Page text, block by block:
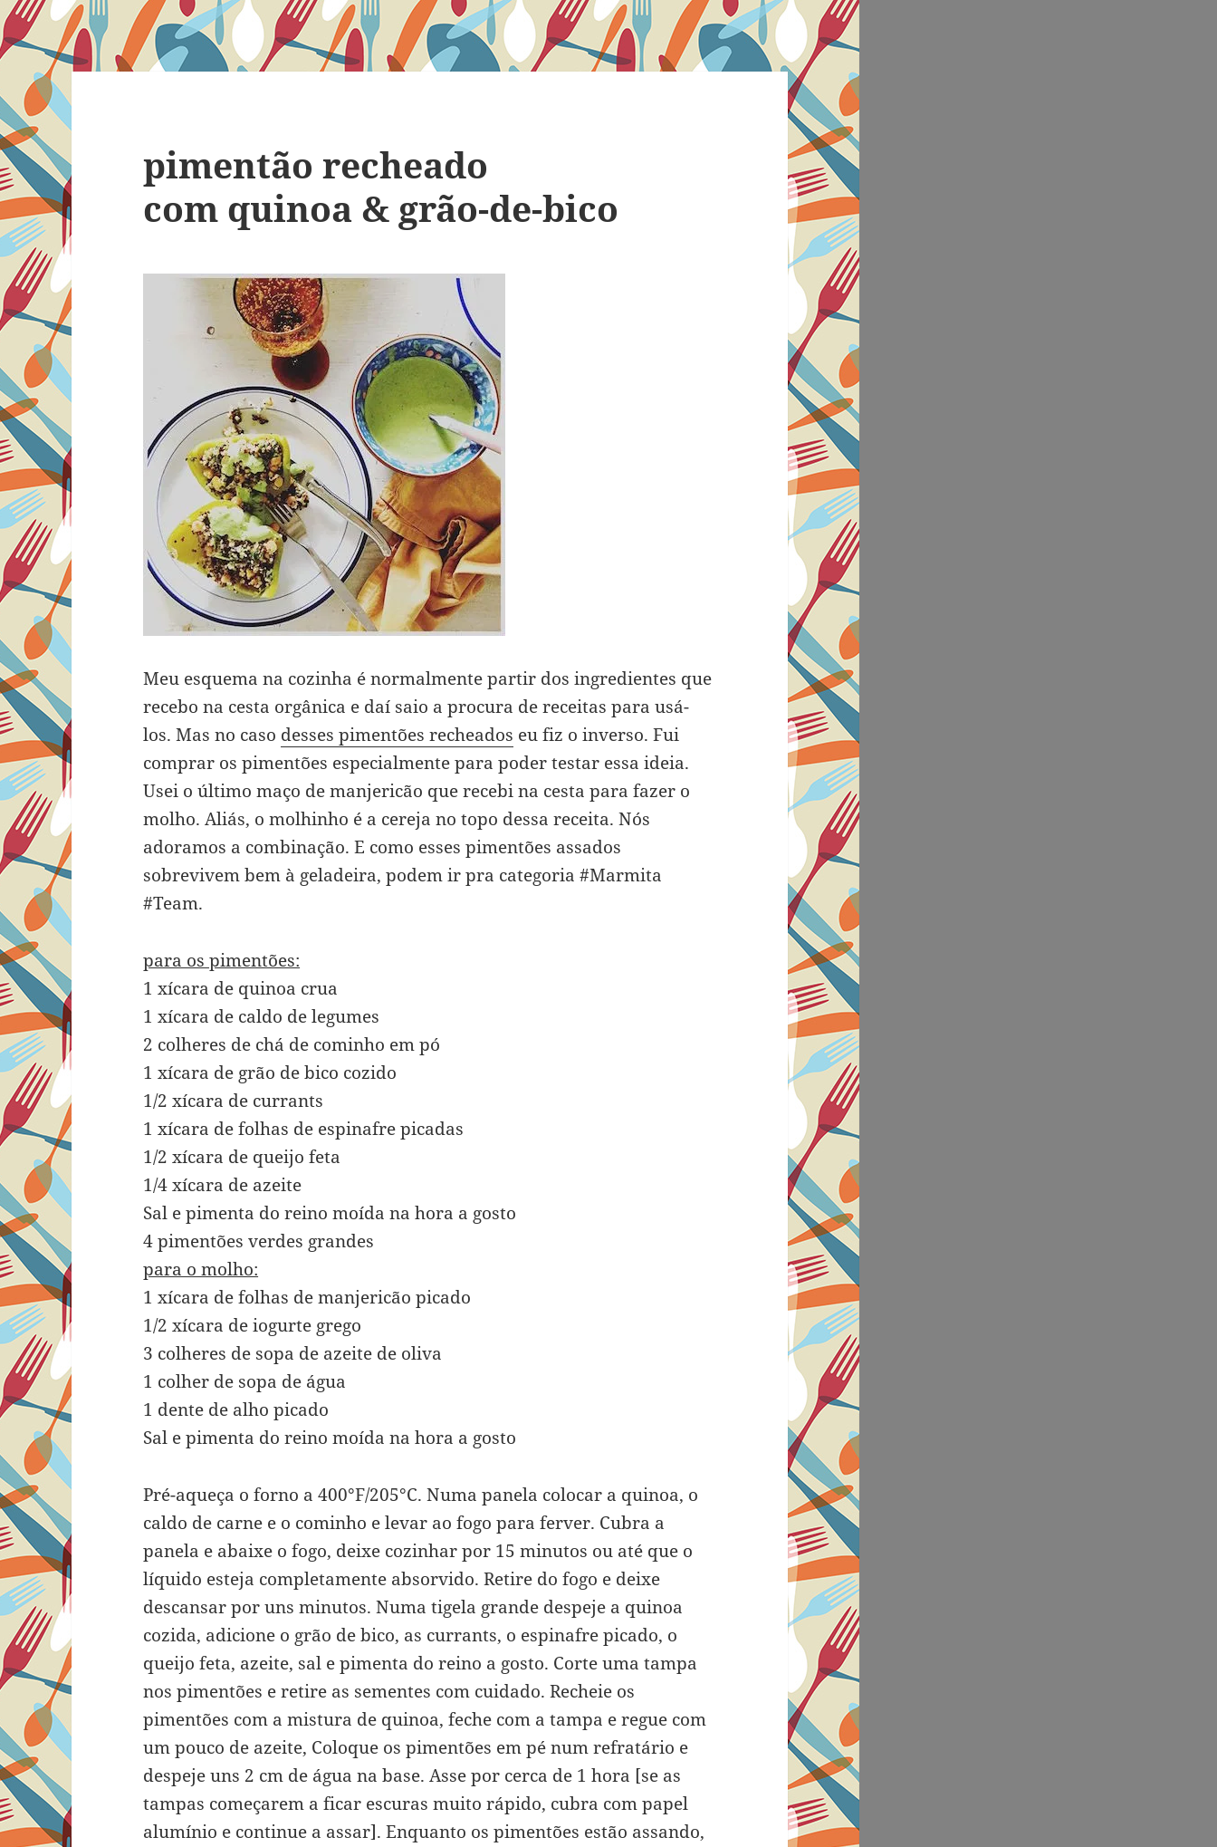
pimentão recheado
com quinoa & grão-de-bico
Meu esquema na cozinha é normalmente partir dos ingredientes que
recebo na cesta orgânica e daí saio a procura de receitas para usá-
los. Mas no caso desses pimentões recheados eu fiz o inverso. Fui
comprar os pimentões especialmente para poder testar essa ideia.
Usei o último maço de manjericão que recebi na cesta para fazer o
molho. Aliás, o molhinho é a cereja no topo dessa receita. Nós
adoramos a combinação. E como esses pimentões assados
sobrevivem bem à geladeira, podem ir pra categoria #Marmita
#Team.
para os pimentões:
1 xícara de quinoa crua
1 xícara de caldo de legumes
2 colheres de chá de cominho em pó
1 xícara de grão de bico cozido
1/2 xícara de currants
1 xícara de folhas de espinafre picadas
1/2 xícara de queijo feta
1/4 xícara de azeite
Sal e pimenta do reino moída na hora a gosto
4 pimentões verdes grandes
para o molho:
1 xícara de folhas de manjericão picado
1/2 xícara de iogurte grego
3 colheres de sopa de azeite de oliva
1 colher de sopa de água
1 dente de alho picado
Sal e pimenta do reino moída na hora a gosto
Pré-aqueça o forno a 400°F/205°C. Numa panela colocar a quinoa, o
caldo de carne e o cominho e levar ao fogo para ferver. Cubra a
panela e abaixe o fogo, deixe cozinhar por 15 minutos ou até que o
líquido esteja completamente absorvido. Retire do fogo e deixe
descansar por uns minutos. Numa tigela grande despeje a quinoa
cozida, adicione o grão de bico, as currants, o espinafre picado, o
queijo feta, azeite, sal e pimenta do reino a gosto. Corte uma tampa
nos pimentões e retire as sementes com cuidado. Recheie os
pimentões com a mistura de quinoa, feche com a tampa e regue com
um pouco de azeite, Coloque os pimentões em pé num refratário e
despeje uns 2 cm de água na base. Asse por cerca de 1 hora [se as
tampas começarem a ficar escuras muito rápido, cubra com papel
alumínio e continue a assar]. Enquanto os pimentões estão assando,